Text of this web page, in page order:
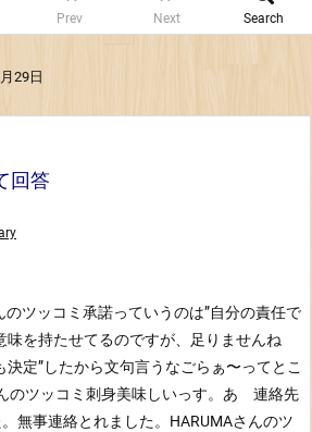
Prev Next Search
29日
回答
ツッコミ 承諾っていうのは”自分の責任で
味を持たせてるのですが、足りませんね
決定”したから文句言うなごらぁ〜ってとこ
のツッコミ 刺身美味しいっす。あ 連絡先
無事連絡とれました。 HARUMAさんのツ